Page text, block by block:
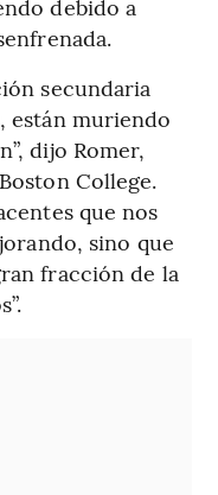
debido a
secundaria
están muriendo
dijo Romer,
College.
que nos
sino que
fracción de la